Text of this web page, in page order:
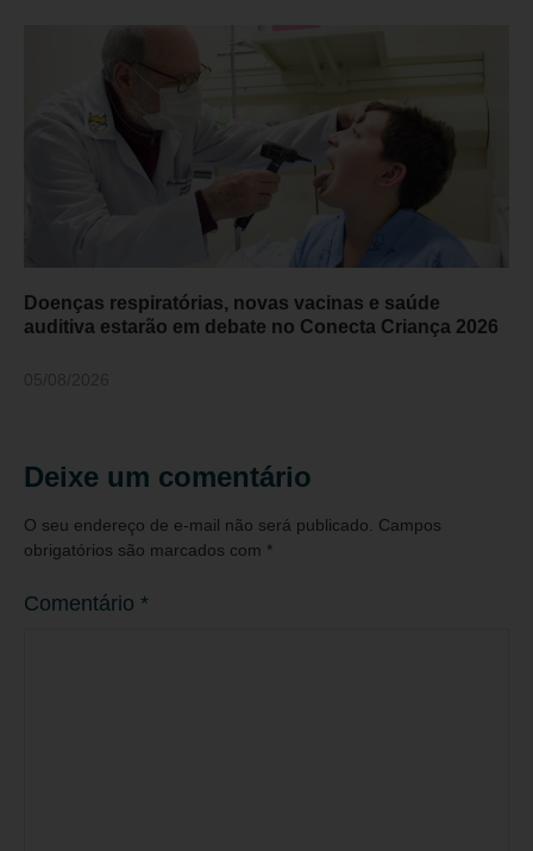
Doenças respiratórias, novas vacinas e saúde
auditiva estarão em debate no Conecta Criança 2026
Deixe um comentário
O seu endereço de e-mail não será publicado.
Campos
obrigatórios são marcados com *
Comentário *